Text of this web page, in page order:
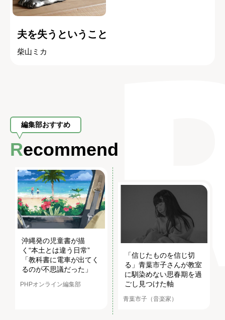
夫を失うということ
柴山ミカ
編集部おすすめ
Recommend
沖縄発の児童書が描
く“本土とは違う日常”
「教科書に電車が出てく
るのが不思議だった」
PHPオンライン編集部
「信じたものを信じ切
る」青葉市子さんが教室
に馴染めない思春期を過
ごし見つけた軸
青葉市子（音楽家）